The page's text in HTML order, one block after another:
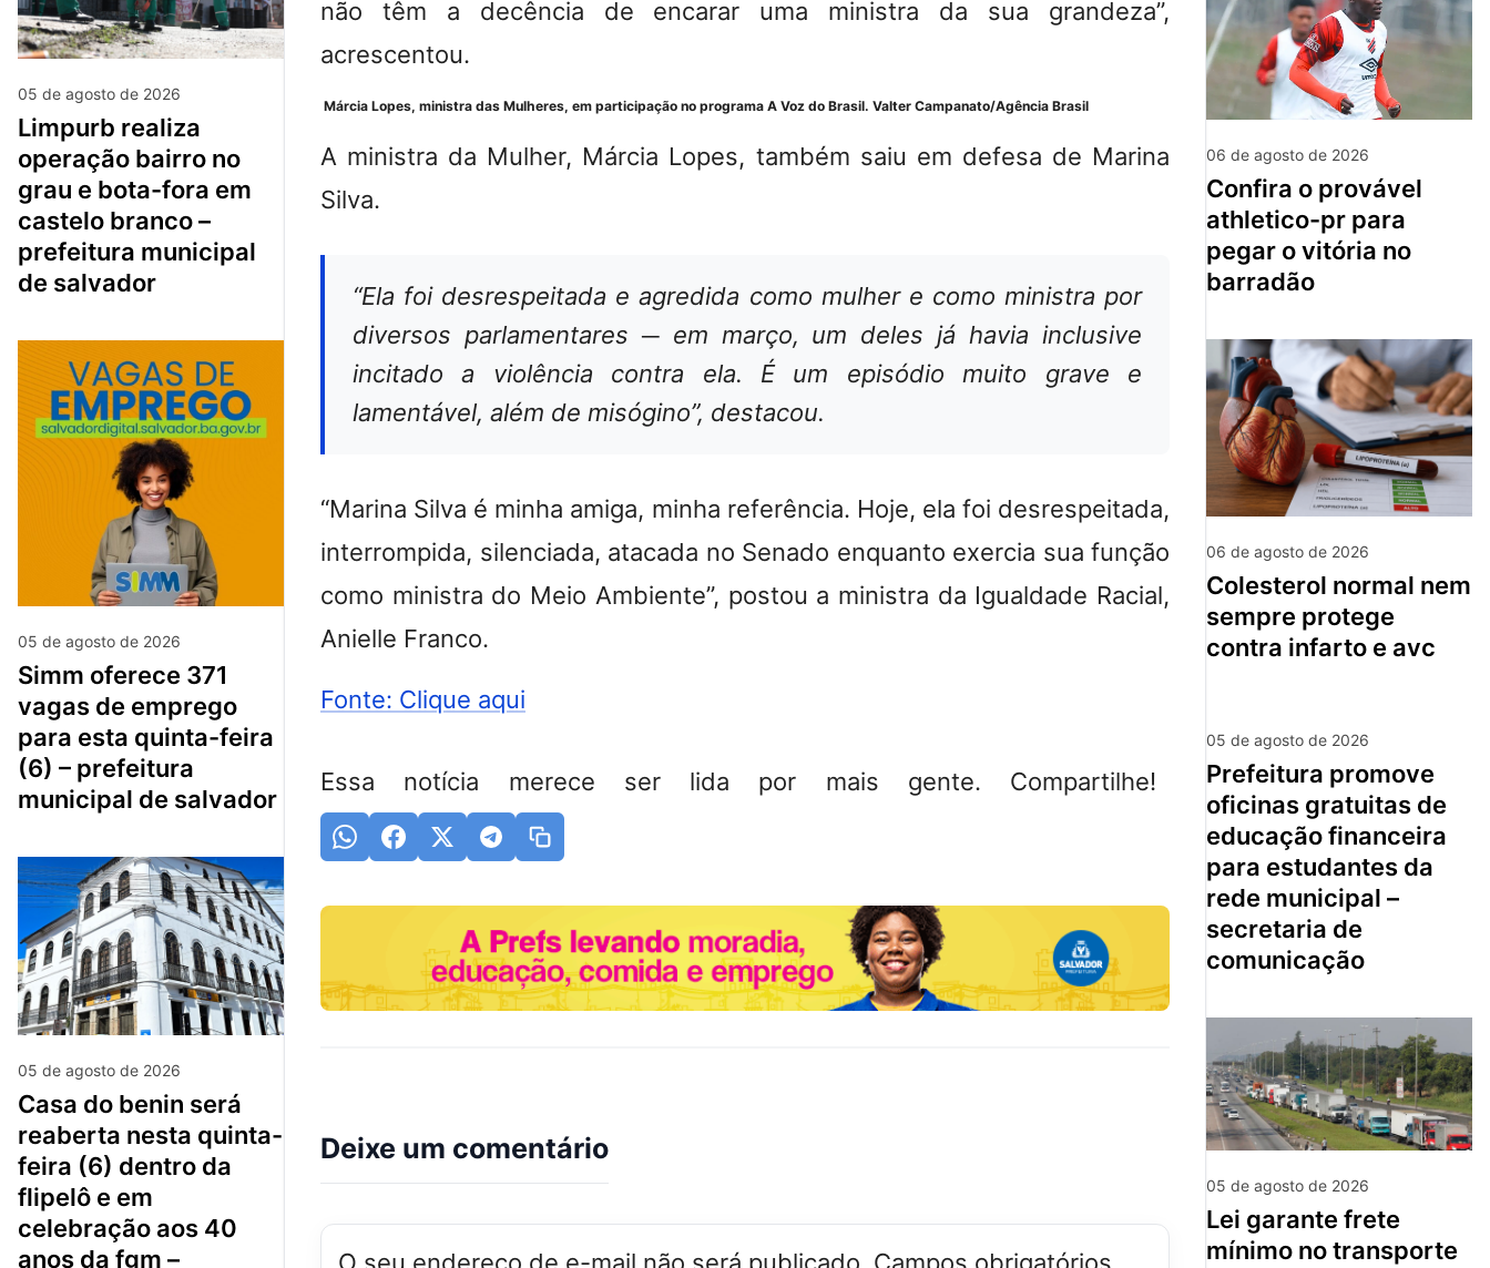
05 de agosto de 2026
limpurb realiza
operação bairro no
grau e bota-fora em
castelo branco –
prefeitura municipal
de salvador
05 de agosto de 2026
simm oferece 371
vagas de emprego
para esta quinta-feira
(6) – prefeitura
municipal de salvador
05 de agosto de 2026
casa do benin será
reaberta nesta quinta-
feira (6) dentro da
flipelô e em
celebração aos 40
anos da fgm –
não têm a decência de encarar uma ministra da sua grandeza”,
acrescentou.
Márcia Lopes, ministra das Mulheres, em participação no programa A Voz do Brasil. Valter Campanato/Agência Brasil
A ministra da Mulher, Márcia Lopes, também saiu em defesa de Marina
Silva.
“Ela foi desrespeitada e agredida como mulher e como ministra por
diversos parlamentares ─ em março, um deles já havia inclusive
incitado a violência contra ela. É um episódio muito grave e
lamentável, além de misógino”, destacou.
“Marina Silva é minha amiga, minha referência. Hoje, ela foi desrespeitada,
interrompida, silenciada, atacada no Senado enquanto exercia sua função
como ministra do Meio Ambiente”, postou a ministra da Igualdade Racial,
Anielle Franco.
Fonte: Clique aqui
Essa notícia merece ser lida por mais gente. Compartilhe!
Deixe um comentário
06 de agosto de 2026
confira o provável
athletico-pr para
pegar o vitória no
barradão
06 de agosto de 2026
colesterol normal nem
sempre protege
contra infarto e avc
05 de agosto de 2026
prefeitura promove
oficinas gratuitas de
educação financeira
para estudantes da
rede municipal –
secretaria de
comunicação
05 de agosto de 2026
lei garante frete
mínimo no transporte